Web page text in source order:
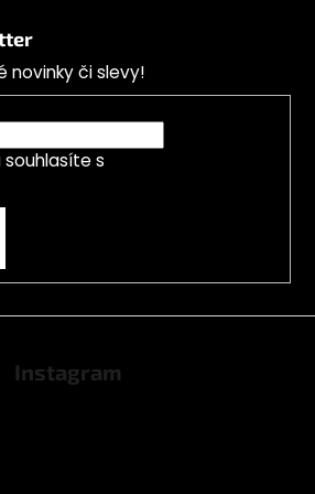
novinky či slevy!
s
Instagram